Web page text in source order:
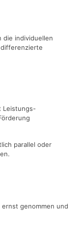
die individuellen
Leistungs-
parallel oder
genommen und